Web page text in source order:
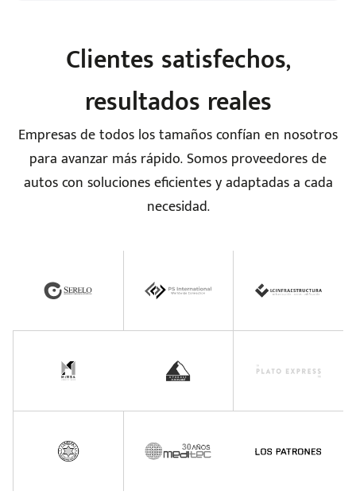
Clientes satisfechos,
resultados reales
Empresas de todos los tamaños confían en nosotros
para avanzar más rápido. Somos proveedores de
autos con soluciones eficientes y adaptadas a cada
necesidad.